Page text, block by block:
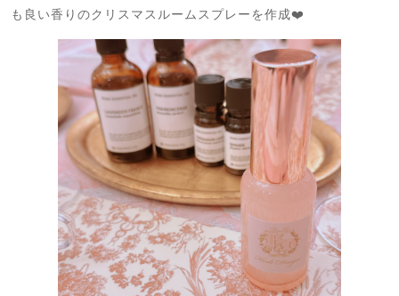
も良い香りのクリスマスルームスプレーを作成❤️